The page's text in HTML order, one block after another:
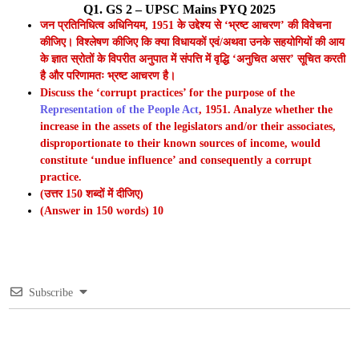
जन प्रतिनिधित्व अधिनियम, 1951 के उद्देश्य से ‘भ्रष्ट आचरण’ की विवेचना
कीजिए। विश्लेषण कीजिए कि क्या विधायकों एवं/अथवा उनके सहयोगियों की आय
के ज्ञात स्रोतों के विपरीत अनुपात में संपत्ति में वृद्धि ‘अनुचित असर’ सूचित करती
है और परिणामतः भ्रष्ट आचरण है।
Discuss the ‘corrupt practices’ for the purpose of the
Representation of the People Act, 1951. Analyze whether the
increase in the assets of the legislators and/or their associates,
disproportionate to their known sources of income, would
constitute ‘undue influence’ and consequently a corrupt
practice.
(उत्तर 150 शब्दों में दीजिए)
(Answer in 150 words) 10
Subscribe
Q1. GS 2 – UPSC Mains PYQ 2025